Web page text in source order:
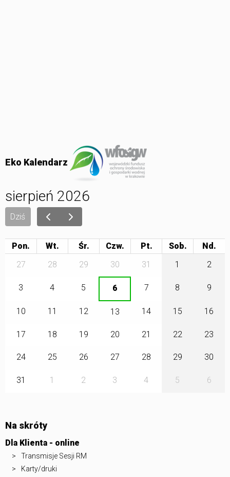
Eko Kalendarz
sierpień 2026
Dziś
Pon. Wt. Śr. Czw. Pt.
Sob.
27
28 29 30 31 1 2
3 4 5 6 7 8 9
10 11 12 13 14 15 16
17 18 19 20 21 22 23
24 25 26 27 28 29 30
31 1 2 3 4 5 6
Na skróty
Dla Klienta - online
Transmisje Sesji RM
Karty/druki